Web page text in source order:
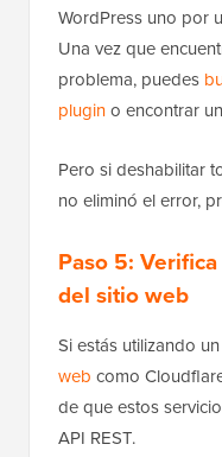
WordPress uno por
Una vez que
problema, puedes
plugino encontrar
Pero si deshabilitar
no eliminó el error,
Paso 5:
del sitio web
Si estás utilizando un
web como
de que estos
API REST.